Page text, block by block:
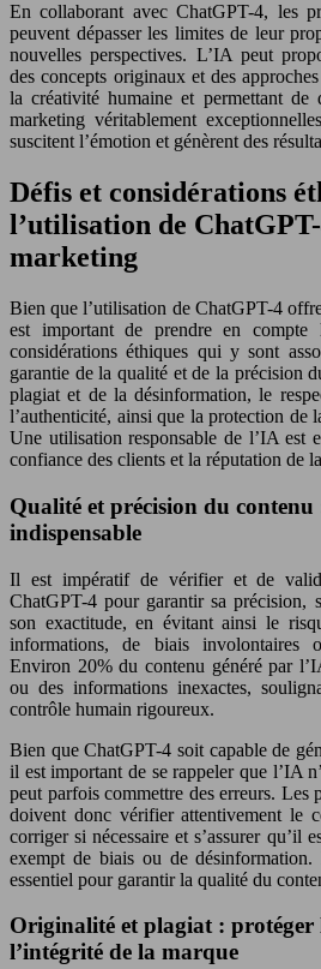
En collaborant avec ChatGPT-4, les
peuvent dépasser les limites de leur
nouvelles perspectives. L’IA peut
des concepts originaux et des
la créativité humaine et permettant de
marketing véritablement
suscitent l’émotion et génèrent des
Défis et considérations
l’utilisation de
marketing
Bien que l’utilisation de ChatGPT-4
est important de prendre en
considérations éthiques qui y sont
garantie de la qualité et de la précision
plagiat et de la désinformation, le
l’authenticité, ainsi que la protection de
Une utilisation responsable de l’IA est
confiance des clients et la réputation de
Qualité et précision du
indispensable
Il est impératif de vérifier et de
ChatGPT-4 pour garantir sa précision,
son exactitude, en évitant ainsi le
informations, de biais involontaires
Environ 20% du contenu généré par
ou des informations inexactes,
contrôle humain rigoureux.
Bien que ChatGPT-4 soit capable de
il est important de se rappeler que l’IA
peut parfois commettre des erreurs. Les
doivent donc vérifier attentivement le
corriger si nécessaire et s’assurer qu’il
exempt de biais ou de
essentiel pour garantir la qualité du
Originalité et plagiat : protéger
l’intégrité de la marque